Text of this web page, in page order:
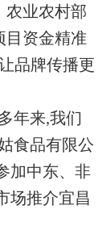
农业农村部
目资金精准
品牌传播更
年来,我们
食品有限公
加中东、非
场推介宜昌